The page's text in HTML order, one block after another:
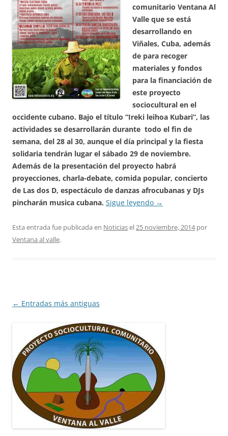
comunitario Ventana Al
Valle que se está
desarrollando en
Viñales, Cuba, además
de para recoger
materiales y fondos
para la financiación de
este proyecto
sociocultural en el
occidente cubano. Bajo el título “Ireki leihoa Kubari”, las
actividades se desarrollarán durante todo el fin de
semana, del 28 al 30, aunque el día principal y la fiesta
solidaria tendrán lugar el sábado 29 de noviembre.
Además de la presentación del proyecto habrá
proyecciones, charla-debate, comida popular, concierto
de Las dos D, espectáculo de danzas afrocubanas y DJs
pincharán musica cubana. Sigue leyendo →
Esta entrada fue publicada en Noticiasel25 noviembre, 2014por
Ventana al valle.
Navegación
entradas
← Entradas más antiguas